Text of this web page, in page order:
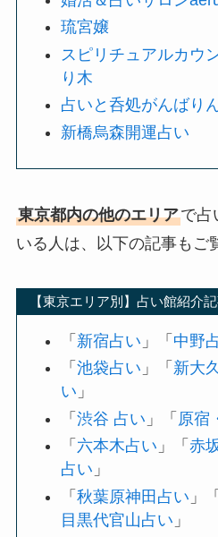
琉宮嬢
スピリチュアルカウ
り木
占いと呑処がんばり
新橋烏森開運占い
東京都内の他のエリアで占
いる人は、以下の記事もご
【東京エリア別】占い館紹介
「 新宿占い 」「 中野
「池袋占い 」「 新大
い 」
「渋谷 占い 」「 原宿
「 六本木占い 」「赤
占い 」
「秋葉原神田占い 」
目黒代官山占い 」